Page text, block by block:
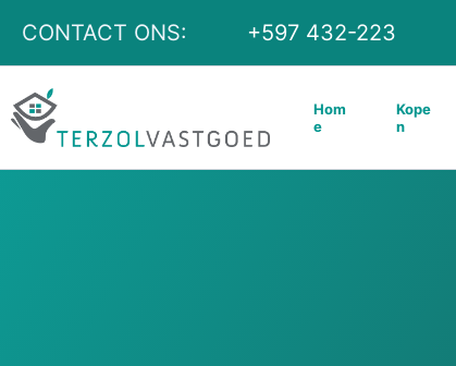
inhoud
CONTACT ONS: +597 432-223
Hom
e
Kope
n